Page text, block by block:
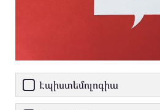
Էպիստեմոլոգիա